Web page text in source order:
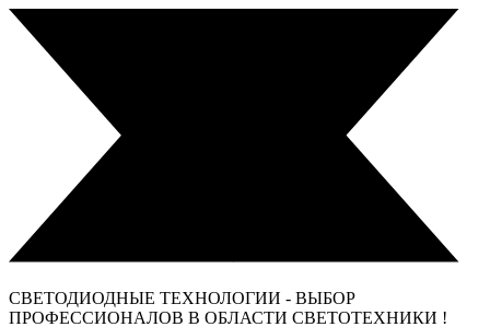
СВЕТОДИОДНЫЕ ТЕХНОЛОГИИ - ВЫБОР
ПРОФЕССИОНАЛОВ В ОБЛАСТИ СВЕТОТЕХНИКИ !